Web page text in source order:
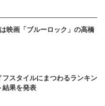
映画「ブルーロック」の高橋
スタイルにまつわるランキン
結果を発表